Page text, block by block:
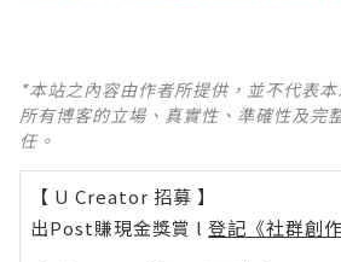
*本站之內容由作者所提供，並不代表
所有博客的立場、真實性、準確性及完
任。
【 U Creator 招募 】
出Post賺現金獎賞 l 登記《社群創